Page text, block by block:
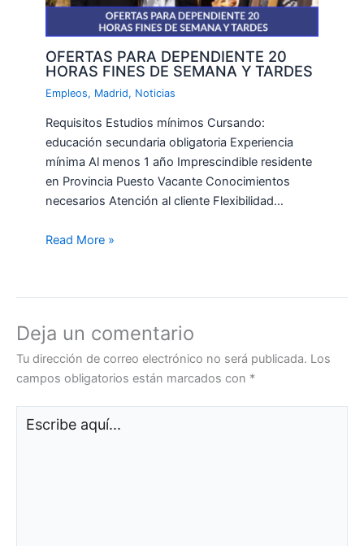
OFERTAS PARA DEPENDIENTE 20
HORAS FINES DE SEMANA Y TARDES
Empleos, Madrid, Noticias
Requisitos Estudios mínimos Cursando:
educación secundaria obligatoria Experiencia
mínima Al menos 1 año Imprescindible residente
en Provincia Puesto Vacante Conocimientos
necesarios Atención al cliente Flexibilidad…
Read More »
Deja un comentario
Tu dirección de correo electrónico no será publicada. Los
campos obligatorios están marcados con *
aquí...